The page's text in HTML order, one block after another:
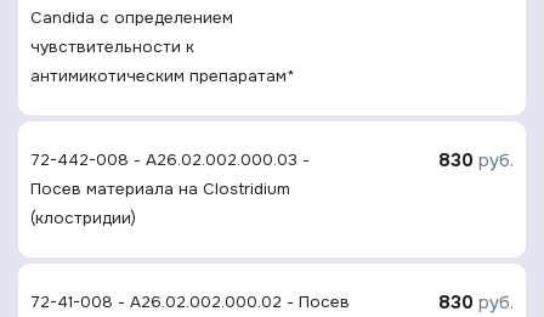
Candida с определением
чувcтвительности к
антимикотическим препаратам*
72-442-008 - A26.02.002.000.03 -
Посев материала на Clostridium
(клостридии)
830 руб.
72-41-008 - A26.02.002.000.02 - Посев
830 руб.